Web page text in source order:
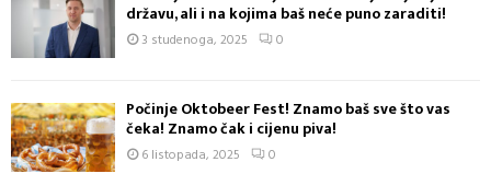
državu, ali i na kojima baš neće puno zaraditi!
3 studenoga, 2025 0
Počinje Oktobeer Fest! Znamo baš sve što vas
čeka! Znamo čak i cijenu piva!
6 listopada, 2025 0